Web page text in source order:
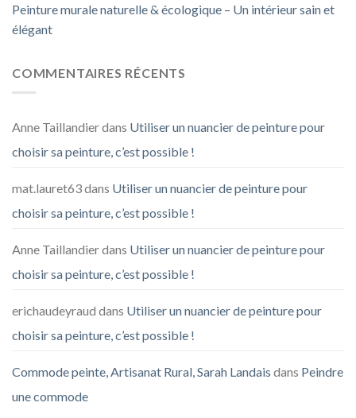
Peinture murale naturelle & écologique – Un intérieur sain et
élégant
COMMENTAIRES RÉCENTS
Anne Taillandierdans Utiliser un nuancier de peinture pour
choisir sa peinture, c’est possible !
mat.lauret63dans Utiliser un nuancier de peinture pour
choisir sa peinture, c’est possible !
Anne Taillandierdans Utiliser un nuancier de peinture pour
choisir sa peinture, c’est possible !
erichaudeyraud dans Utiliser un nuancier de peinture pour
choisir sa peinture, c’est possible !
Commode peinte, Artisanat Rural, Sarah Landais dans Peindre
une commode